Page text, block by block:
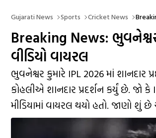
Gujarati News Sports Cricket News
Breaking News: ભુવનેશ્વર
વીડિયો વાયરલ
ભુવનેશ્વર કુમારે IPL 2026 માં શાનદાર
કોહલીએ શાનદાર પ્રદર્શન કર્યું છે. જો
મીડિયામાં વાયરલ થયો હતો. જાણો શું